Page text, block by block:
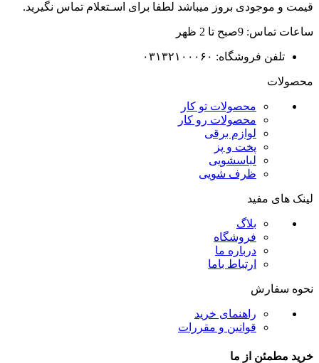
قیمت و موجودی بروز میباشد لطفا برای اسـتعلام تماس نگیرید.
ساعات تماس: 9صبح تا 2 ظهر
تلفن فروشگاه: ۰۳۱۳۲۱۰۰۰۶۰
محصولات
محصولات تو کار
محصولات رو کار
لوازم برقی
پخت و پز
لباسشویی
ظرف شویی
لینک های مفید
بلاگ
فروشگاه
درباره ما
ارتباط باما
نحوه سفارش
راهنمای خرید
قوانین و مقررات
خرید مطمئن از ما